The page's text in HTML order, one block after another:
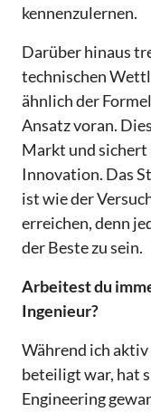
kennenzulernen.
Darüber hinaus
technischen
ähnlich der
Ansatz voran.
Markt und
Innovation. Das
ist wie der
erreichen, denn
der Beste zu sein.
Arbeitest du
Ingenieur?
Während ich
beteiligt war, hat
Engineering